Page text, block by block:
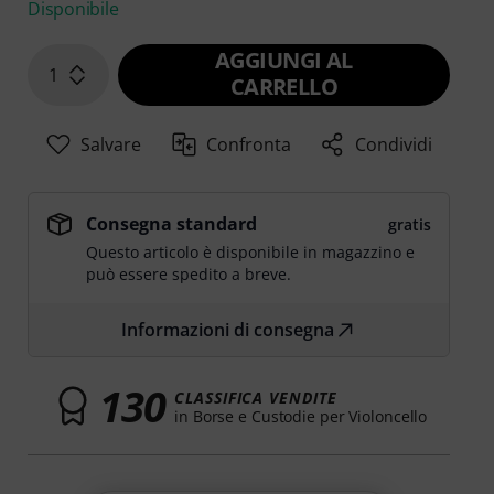
Disponibile
1
AGGIUNGI AL
CARRELLO
Salvare Confronta Condividi
Consegna standard
gratis
Questo articolo è disponibile in magazzino e
può essere spedito a breve.
Informazioni di consegna
130 CLASSIFICA VENDITE
in Borse e Custodie per Violoncello